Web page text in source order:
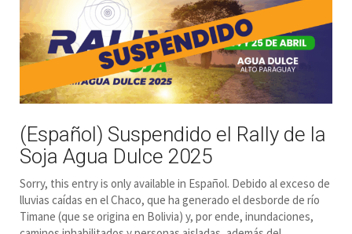
(Español) Suspendido el Rally de la
Soja Agua Dulce 2025
Sorry, this entry is only available in Español. Debido al exceso de
lluvias caídas en el Chaco, que ha generado el desborde de río
Timane (que se origina en Bolivia) y, por ende, inundaciones,